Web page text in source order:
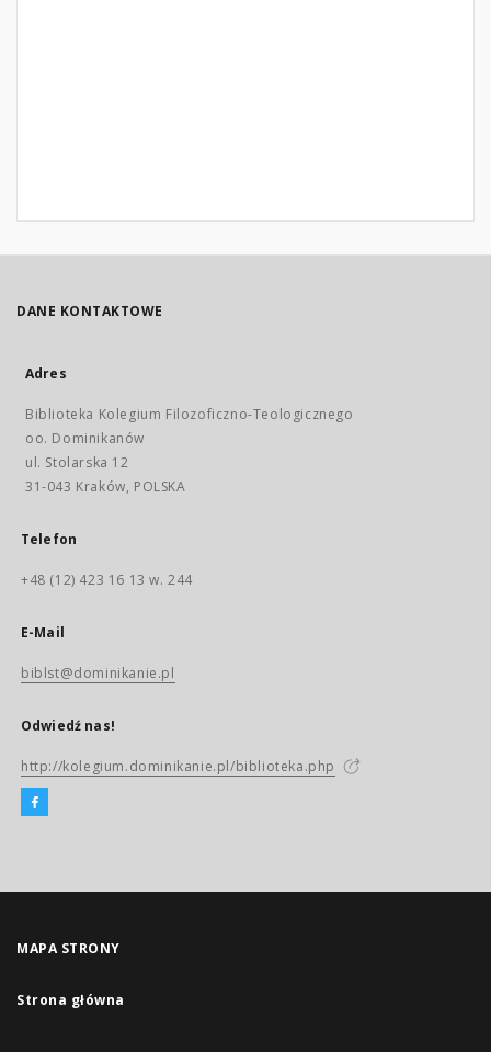
DANE KONTAKTOWE
Adres
Biblioteka Kolegium Filozoficzno-Teologicznego
oo. Dominikanów
ul. Stolarska 12
31-043 Kraków, POLSKA
Telefon
+48 (12) 423 16 13 w. 244
E-Mail
biblst@dominikanie.pl
Odwiedź nas!
http://kolegium.dominikanie.pl/biblioteka.php
MAPA STRONY
Strona główna